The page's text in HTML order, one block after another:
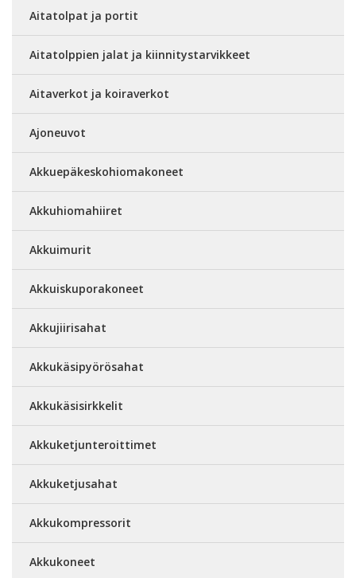
Aitatolpat ja portit
Aitatolppien jalat ja kiinnitystarvikkeet
Aitaverkot ja koiraverkot
Ajoneuvot
Akkuepäkeskohiomakoneet
Akkuhiomahiiret
Akkuimurit
Akkuiskuporakoneet
Akkujiirisahat
Akkukäsipyörösahat
Akkukäsisirkkelit
Akkuketjunteroittimet
Akkuketjusahat
Akkukompressorit
Akkukoneet